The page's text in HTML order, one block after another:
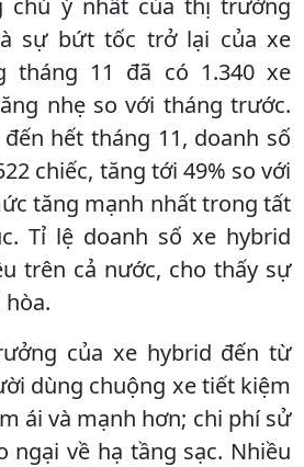
chú ý nhất của thị trường
sự bứt tốc trở lại của xe
tháng 11 đã có 1.340 xe
nhẹ so với tháng trước.
hết tháng 11, doanh số
chiếc, tăng tới 49% so với
tăng mạnh nhất trong tất
Tỉ lệ doanh số xe hybrid
trên cả nước, cho thấy sự
của xe hybrid đến từ
dùng chuộng xe tiết kiệm
ái và mạnh hơn; chi phí sử
ngại về hạ tầng sạc. Nhiều